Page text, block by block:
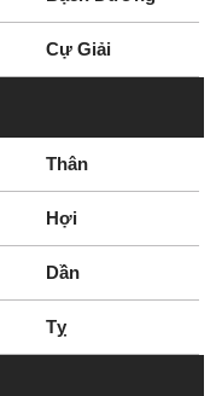
Cự Giải
Thân
Hợi
Dần
Tỵ